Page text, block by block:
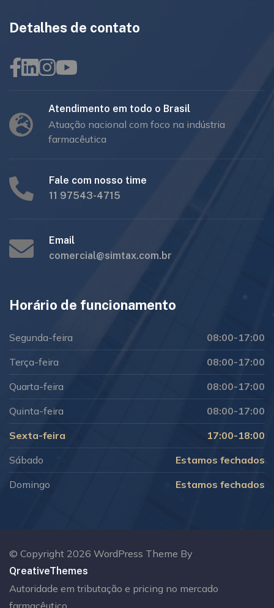
Detalhes de contato
Atendimento em todo o Brasil
Atuação nacional com foco na indústria
farmacêutica
Fale com nosso time
11 97543-4715
Email
comercial@simtax.com.br
Horário de funcionamento
Segunda-feira
08:00-17:00
Terça-feira
08:00-17:00
Quarta-feira
08:00-17:00
Quinta-feira
08:00-17:00
Sexta-feira
17:00-18:00
Sábado
Estamos fechados
Domingo
Estamos fechados
© Copyright 2026 WordPress Theme By
QreativeThemes
Autoridade em tributação e pricing no mercado